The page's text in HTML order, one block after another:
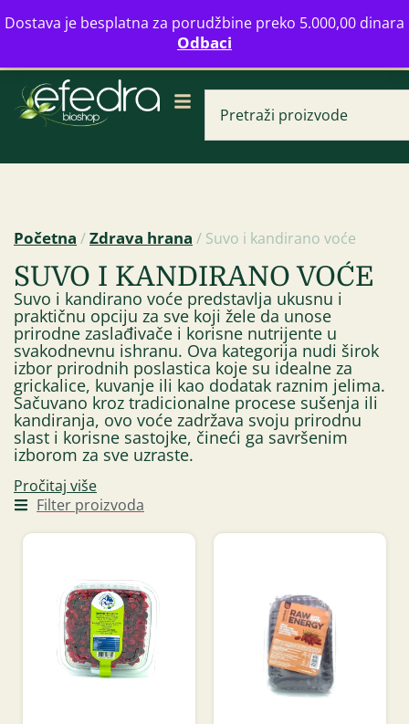
Dostava je besplatna za porudžbine preko 5.000,00 dinara
Odbaci
Ulje etarsko
359,00RSD
Bulevar Mihajla Pupina 16b, Novi Beograd
info@zdravahranaonline.rs+381 (0)11 770 39 61
Radno vreme: Ponedeljak - Petak od 08-20h
Početna /Zdrava hrana / Suvo i kandirano voće
SUVO I KANDIRANO VOĆE
Suvo i kandirano voće predstavlja ukusnu i
praktičnu opciju za sve koji žele da unose
prirodne zaslađivače i korisne nutrijente u
svakodnevnu ishranu. Ova kategorija nudi širok
izbor prirodnih poslastica koje su idealne za
grickalice, kuvanje ili kao dodatak raznim jelima.
Sačuvano kroz tradicionalne procese sušenja ili
kandiranja, ovo voće zadržava svoju prirodnu
slast i korisne sastojke, čineći ga savršenim
izborom za sve uzraste.
Pročitaj više
Filter proizvoda